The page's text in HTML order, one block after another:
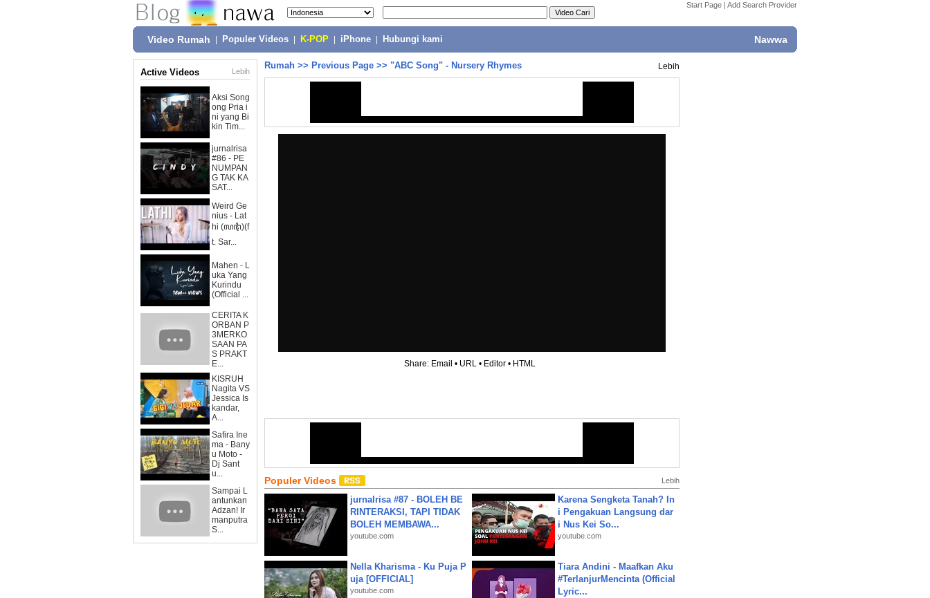
Start Page | Add Search Provider
Video Rumah Populer Videos K-POP iPhone Hubungi kami Nawwa
Active Videos Lebih
Aksi Song
ong Pria i
ni yang Bi
kin Tim...
jurnalrisa
#86 - PE
NUMPAN
G TAK KA
SAT...
Weird Ge
nius - Lat
hi (ꦭꦛꦶ)(f
t. Sar...
Mahen - L
uka Yang
Kurindu
(Official ...
CERITA K
ORBAN P
3MERKO
SAAN PA
S PRAKT
E...
KISRUH
Nagita VS
Jessica Is
kandar,
A...
Safira Ine
ma - Bany
u Moto -
Dj Sant
u...
Sampai L
antunkan
Adzan! Ir
manputra
S...
Rumah >> Previous Page >> "ABC Song" - Nursery Rhymes Lebih
Share: Email • URL • Editor • HTML
Populer Videos Lebih
jurnalrisa #87 - BOLEH BE
RINTERAKSI, TAPI TIDAK
BOLEH MEMBAWA...
youtube.com
Karena Sengketa Tanah? In
i Pengakuan Langsung dar
i Nus Kei So...
youtube.com
Nella Kharisma - Ku Puja P
uja [OFFICIAL]
youtube.com
Tiara Andini - Maafkan Aku
#TerlanjurMencinta (Official
Lyric...